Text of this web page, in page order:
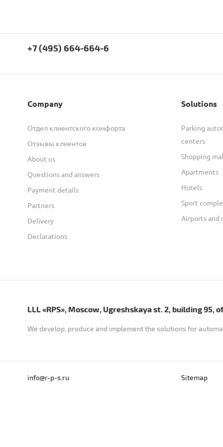
+7 (495) 664-664-6
Company
Отдел клиентского комфорта
Отзывы клиентов
About us
Questions and answers
Payment details
Partners
Delivery
Declarations
Solutions
Parking
centers
Shopping
Apartments
Hotels
Sport
Airports and
LLL «RPS», Moscow, Ugreshskaya st. 2, building 95,
We develop, produce and implement the solutions for
info@r-p-s.ru Sitemap